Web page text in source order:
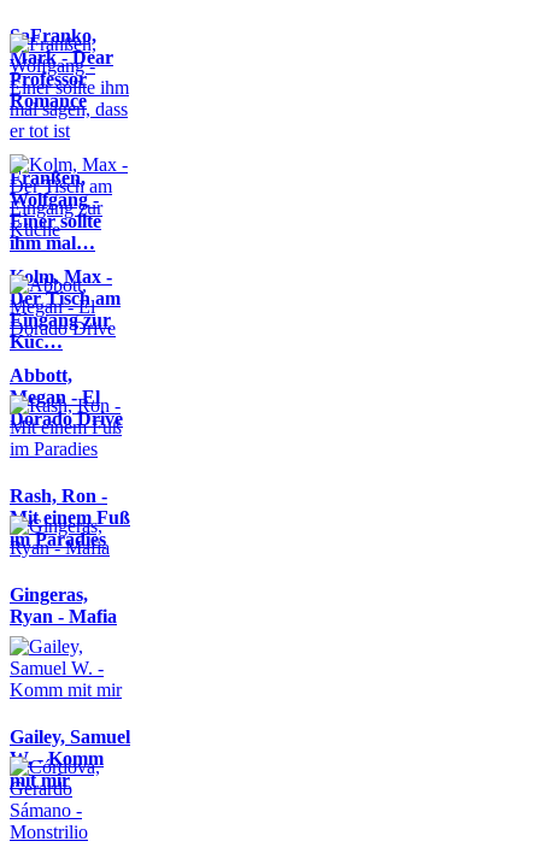
SaFranko,
Mark - Dear
Professor
Romance
Franßen,
Wolfgang -
Einer sollte
ihm mal…
Kolm, Max -
Der Tisch am
Eingang zur
Küc…
Abbott,
Megan - El
Dorado Drive
Rash, Ron -
Mit einem Fuß
im Paradies
Gingeras,
Ryan - Mafia
Gailey, Samuel
W. - Komm
mit mir